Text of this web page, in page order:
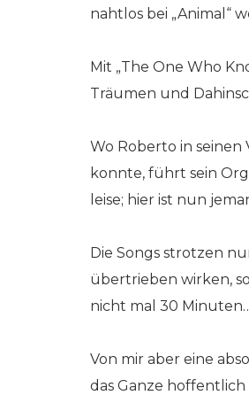
nahtlos bei „Animal“
Mit „The One Who
Träumen und
Wo Roberto in
konnte, führt sein
leise; hier ist nun
Die Songs strotzen
übertrieben wirken,
nicht mal 30
Von mir aber eine
das Ganze